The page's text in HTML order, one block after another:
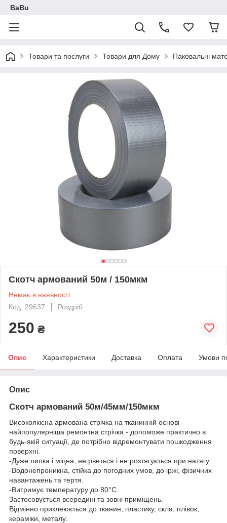
BaBu
Товари та послуги Товари для Дому Паковальні
Скотч армований 50м / 150мкм
Немає в наявності
Код: 29637
Роздріб
250 ₴
Опис Характеристики Доставка Оплата Умови
Опис
Скотч армований 50м/45мм/150мкм
Високоякісна армована стрічка на тканинній основі -
найпопулярніша ремонтна стрічка - допоможе практично в
будь-якій ситуації, де потрібно відремонтувати пошкодження
поверхні.
-Дуже липка і міцна, не рветься і не розтягується при натягу.
-Водонепроникна, стійка до погодних умов, до іржі, фізичних
навантажень та тертя.
-Витримує температуру до 80°С.
Застосовується всередині та зовні приміщень.
Відмінно приклеюється до тканин, пластику, скла, плівок,
кераміки, металу.